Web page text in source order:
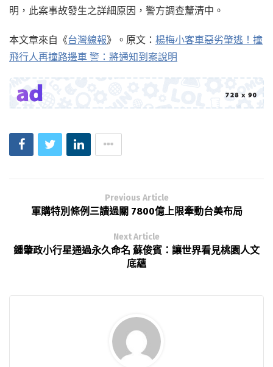
明，此案事故發生之詳細原因，警方調查釐清中。
本文章來自《台灣線報》。原文： 楊梅小客車惡劣肇逃！撞
飛行人再撞路邊車 警：將通知到案說明
Previous Article
軍購特別條例三讀過關 7800億上限牽動台美布局
Next Article
鍾肇政小行星通過永久命名 蘇俊賓：讓世界看見桃園人文
底蘊